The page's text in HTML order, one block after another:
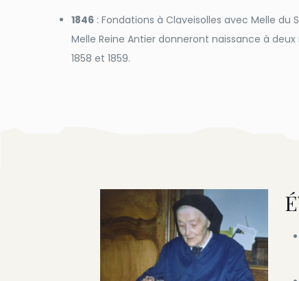
1846 : Fondations à Claveisolles avec Melle du
Melle Reine Antier donneront naissance à
1858 et 1859.